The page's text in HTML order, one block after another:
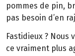
pommes de pin,
pas besoin d’en
Fastidieux ? Nous
ce vraiment plus